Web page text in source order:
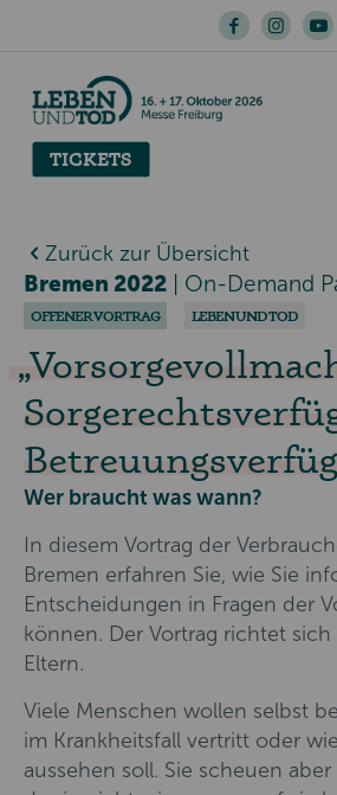
TICKETS
Zurück zur Übersicht
Bremen 2022 On-Demand
OFFENER VORTRAG LEBEN UND TOD
Wer braucht was wann?
In diesem Vortrag der
Bremen erfahren Sie, wie Sie
Entscheidungen in Fragen der
können. Der Vortrag richtet sich
Eltern.
Viele Menschen wollen selbst
im Krankheitsfall vertritt oder
aussehen soll. Sie scheuen